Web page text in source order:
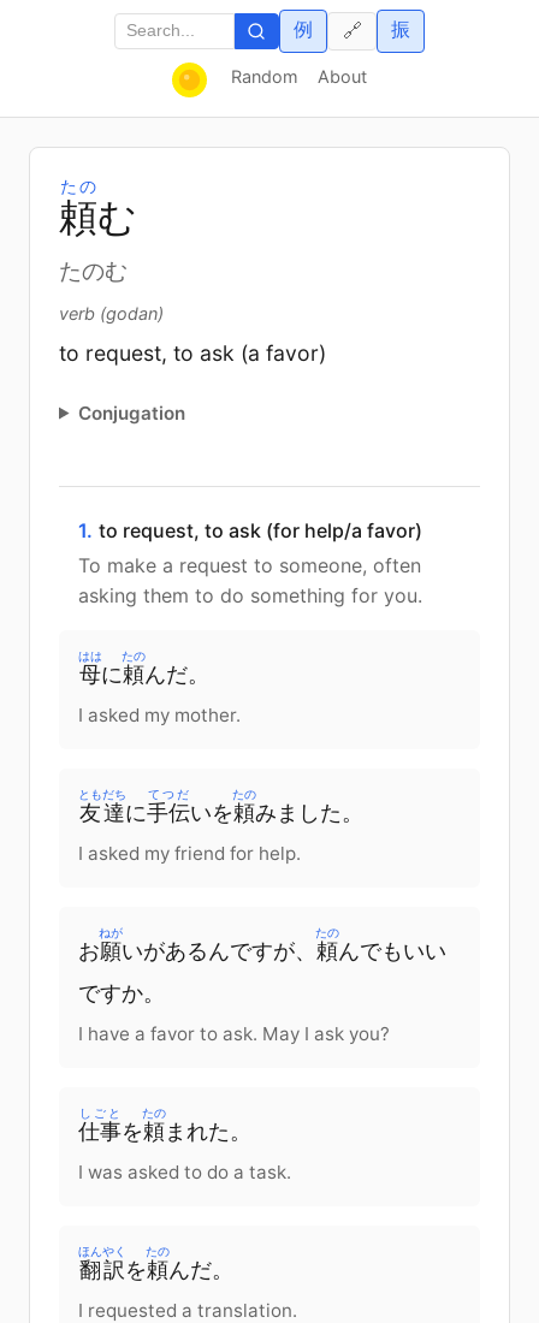
Random About
例 振
🔗
頼
たの
む
たのむ
verb (godan)
to request, to ask (a favor)
Conjugation
1. to request, to ask (for help/a favor)
To make a request to someone, often
asking them to do something for you.
母
はは
に頼
たの
んだ。
I asked my mother.
友達
ともだち
に手伝
てつだ
いを頼
たの
みました。
I asked my friend for help.
お願
ねが
いがあるんですが、 頼
たの
んでも いい
ですか。
I have a favor to ask. May I ask you?
仕事
しごと
を頼
たの
まれた。
I was asked to do a task.
翻訳
ほんやく
を頼
たの
んだ。
I requested a translation.